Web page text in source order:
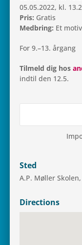
05.05.2022, kl.
Pris: Gratis
Med­bring: Et motiv
For 9.–13. årgang
Til­meld dig hos
indtil den 12.5.
Sted
A.P. Møller
Directions